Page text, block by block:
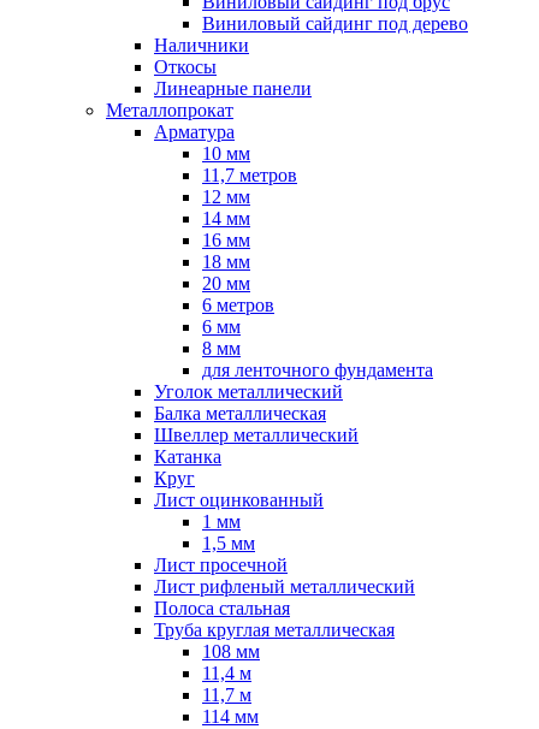
Виниловый сайдинг под дерево
Наличники
Откосы
Линеарные панели
Металлопрокат
Арматура
10 мм
11,7 метров
12 мм
14 мм
16 мм
18 мм
20 мм
6 метров
6 мм
8 мм
для ленточного фундамента
Уголок металлический
Балка металлическая
Швеллер металлический
Катанка
Круг
Лист оцинкованный
1 мм
1,5 мм
Лист просечной
Лист рифленый металлический
Полоса стальная
Труба круглая металлическая
108 мм
11,4 м
11,7 м
114 мм